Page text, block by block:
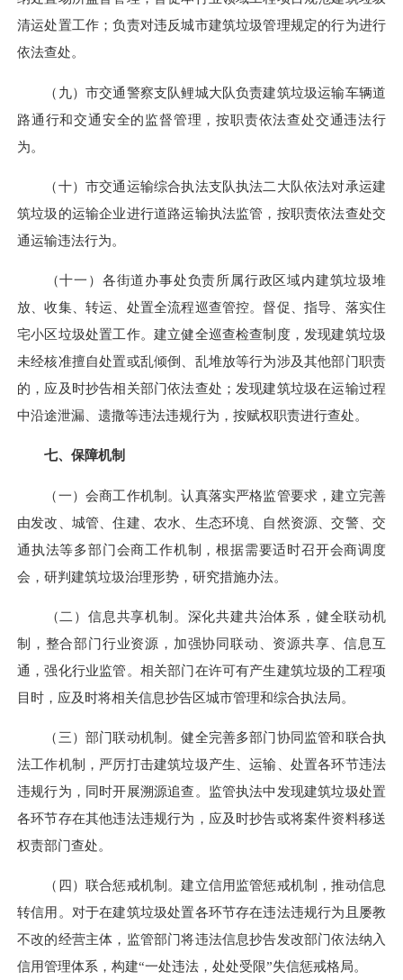
清运处置工作；负责对违反城市建筑垃圾管理规定的行为进行
依法查处。
（九）市交通警察支队鲤城大队负责建筑垃圾运输车辆道
路通行和交通安全的监督管理，按职责依法查处交通违法行
为。
（十）市交通运输综合执法支队执法二大队依法对承运建
筑垃圾的运输企业进行道路运输执法监管，按职责依法查处交
通运输违法行为。
（十一）各街道办事处负责所属行政区域内建筑垃圾堆
放、收集、转运、处置全流程巡查管控。督促、指导、落实住
宅小区垃圾处置工作。建立健全巡查检查制度，发现建筑垃圾
未经核准擅自处置或乱倾倒、乱堆放等行为涉及其他部门职责
的，应及时抄告相关部门依法查处；发现建筑垃圾在运输过程
中沿途泄漏、遗撒等违法违规行为，按赋权职责进行查处。
七、保障机制
（一）会商工作机制。认真落实严格监管要求，建立完善
由发改、城管、住建、农水、生态环境、自然资源、交警、交
通执法等多部门会商工作机制，根据需要适时召开会商调度
会，研判建筑垃圾治理形势，研究措施办法。
（二）信息共享机制。深化共建共治体系，健全联动机
制，整合部门行业资源，加强协同联动、资源共享、信息互
通，强化行业监管。相关部门在许可有产生建筑垃圾的工程项
目时，应及时将相关信息抄告区城市管理和综合执法局。
（三）部门联动机制。健全完善多部门协同监管和联合执
法工作机制，严厉打击建筑垃圾产生、运输、处置各环节违法
违规行为，同时开展溯源追查。监管执法中发现建筑垃圾处置
各环节存在其他违法违规行为，应及时抄告或将案件资料移送
权责部门查处。
（四）联合惩戒机制。建立信用监管惩戒机制，推动信息
转信用。对于在建筑垃圾处置各环节存在违法违规行为且屡教
不改的经营主体，监管部门将违法信息抄告发改部门依法纳入
信用管理体系，构建“一处违法，处处受限”失信惩戒格局。